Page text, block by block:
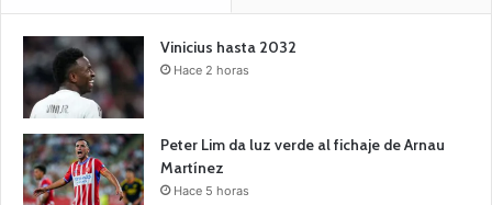
Vinicius hasta 2032
Hace 2 horas
Peter Lim da luz verde al fichaje de Arnau
Martínez
Hace 5 horas